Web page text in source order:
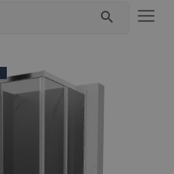
search